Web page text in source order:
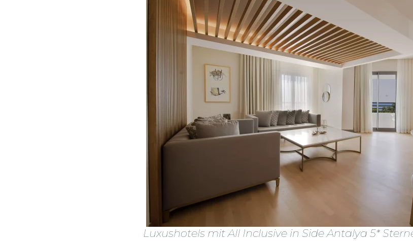
Luxushotels mit All Inclusive in Side Antalya 5*